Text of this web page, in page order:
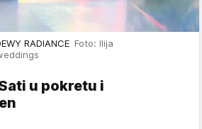
RADIANCE Foto: Ilija
u pokretu i